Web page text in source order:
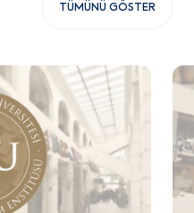
TÜMÜNÜ GÖSTER